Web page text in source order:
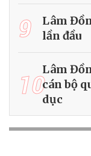
9
Lâm
lần đầu
10Lâm
cán bộ
dục